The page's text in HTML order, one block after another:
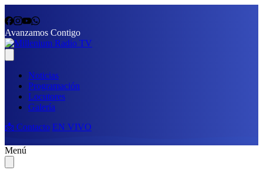
Avanzamos Contigo
Noticias
Programación
Locutores
Galería
📩 Contacto EN VIVO
Menú